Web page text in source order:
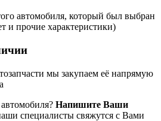
автомобиля, который был выбран
и прочие характеристики)
мы закупаем её напрямую
Напишите Ваши
специалисты свяжутся с Вами